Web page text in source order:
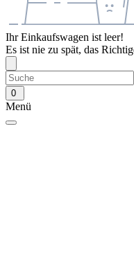
Ihr Einkaufswagen ist leer!
Es ist nie zu spät, das
0
Menü